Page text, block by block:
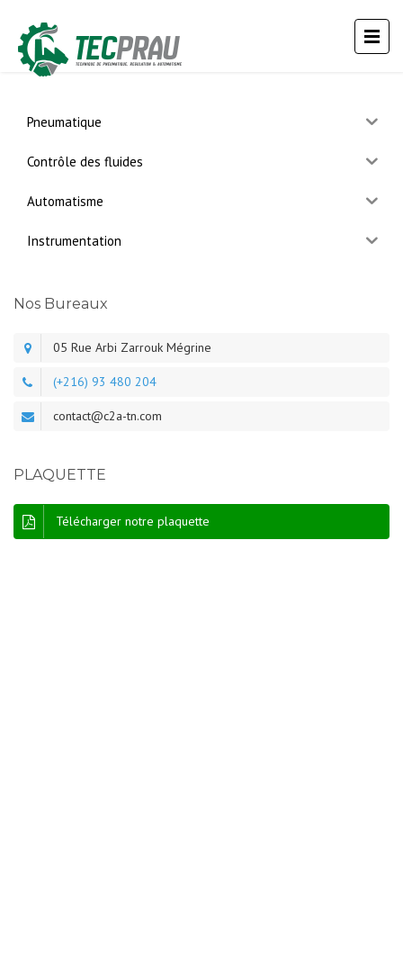
Pneumatique
Contrôle des fluides
Automatisme
Instrumentation
Nos Bureaux
05 Rue Arbi Zarrouk Mégrine
(+216) 93 480 204
contact@c2a-tn.com
PLAQUETTE
Télécharger notre plaquette